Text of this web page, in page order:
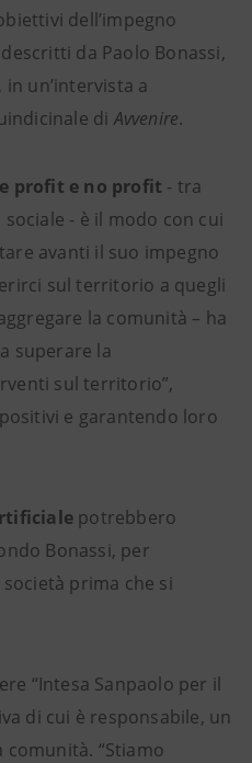
dell’impegno
da Paolo Bonassi,
in un’intervista a
diAvvenire.
profit e no profit - tra
- è il modo con cui
avanti il suo impegno
sul territorio a quegli
la comunità – ha
superare la
sul territorio”,
e garantendo loro
potrebbero
Bonassi, per
prima che si
“Intesa Sanpaolo per il
di cui è responsabile, un
“Stiamo